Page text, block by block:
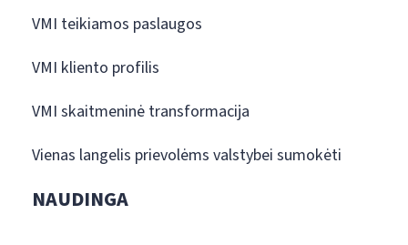
VMI teikiamos paslaugos
VMI kliento profilis
VMI skaitmeninė transformacija
Vienas langelis prievolėms valstybei sumokėti
NAUDINGA